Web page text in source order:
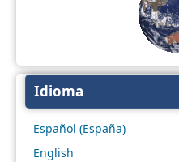
Idioma
Español (España)
English